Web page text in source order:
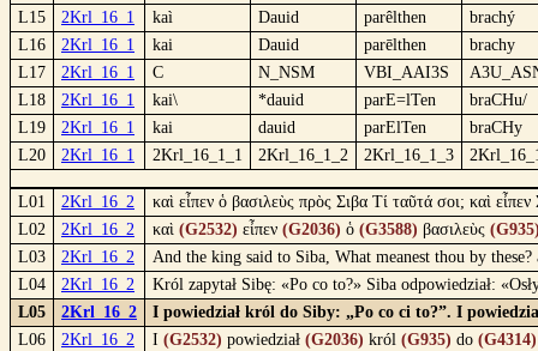
L15
2Krl_16_1 kaì Dauid parêlthen
brachý
L16
2Krl_16_1 kai Dauid parēlthen
brachy
L17
2Krl_16_1 C N_NSM VBI_AAI3S
L18
2Krl_16_1 kai\ *dauid parE=lTen
braCHu/
L19
2Krl_16_1 kai dauid parElTen
braCHy
L20
2Krl_16_1 2Krl_16_1_1 2Krl_16_1_2 2Krl_16_1_3
L01 2Krl_16_2
καὶ εἶπεν ὁ βασιλεὺς πρὸς Σιβα Τί ταῦτά σοι; καὶ
L02
2Krl_16_2 καὶ (G2532) εἶπεν (G2036) ὁ (G3588) βασιλεὺς
L03
2Krl_16_2
And the king said to Siba, What meanest thou by
L04
2Krl_16_2
Król zapytał Sibę: «Po co to?» Siba odpowiedział:
L05
2Krl_16_2
I powiedział król do Siby: „Po co ci to?”. I
L06
2Krl_16_2 I (G2532) powiedział (G2036) król (G935) do (G4314)